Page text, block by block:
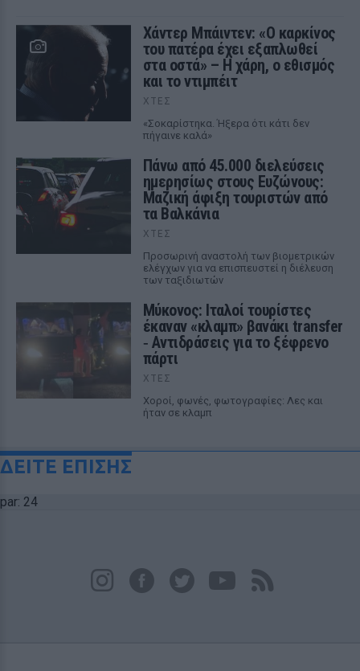
Χάντερ Μπάιντεν: «Ο καρκίνος
του πατέρα έχει εξαπλωθεί
στα οστά» – Η χάρη, ο εθισμός
και το ντιμπέιτ
ΧΤΕΣ
«Σοκαρίστηκα. Ήξερα ότι κάτι δεν
πήγαινε καλά»
Πάνω από 45.000 διελεύσεις
ημερησίως στους Ευζώνους:
Μαζική άφιξη τουριστών από
τα Βαλκάνια
ΧΤΕΣ
Προσωρινή αναστολή των βιομετρικών
ελέγχων για να επισπευστεί η διέλευση
των ταξιδιωτών
Μύκονος: Ιταλοί τουρίστες
έκαναν «κλαμπ» βανάκι transfer
‑ Αντιδράσεις για το ξέφρενο
πάρτι
ΧΤΕΣ
Χοροί, φωνές, φωτογραφίες: Λες και
ήταν σε κλαμπ
ΔΕΙΤΕ ΕΠΙΣΗΣ
par: 24